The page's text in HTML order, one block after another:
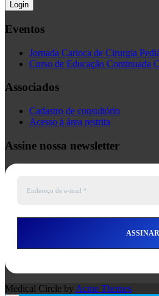
Eventos
Jornada Carioca de Cirurgia
Curso de Educação Continuada
Associados
Cadastro de consultório
Acesso à área restrita
Assine nossa newsletter
Medical Circle by Acme Themes